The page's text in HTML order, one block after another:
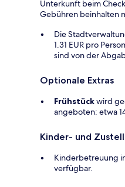
Unterkunft beim
Gebühren beinhalten
Die
1.31 EUR pro
sind von der
Optionale Extras
Frühstückwird
angeboten: etwa
Kinder- und
Kinderbetreuung
verfügbar.